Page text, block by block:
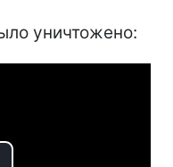
уничтожено: